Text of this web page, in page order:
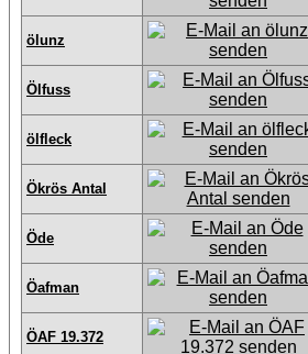
ölunz
Ölfuss
ölfleck
Ökrös Antal
Öde
Öafman
ÖAF 19.372